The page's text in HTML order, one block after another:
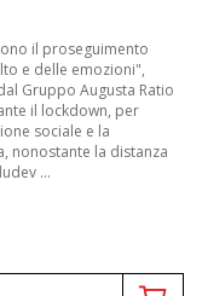
il proseguimento
e delle emozioni",
Gruppo Augusta Ratio
il lockdown, per
sociale e la
nonostante la distanza
...